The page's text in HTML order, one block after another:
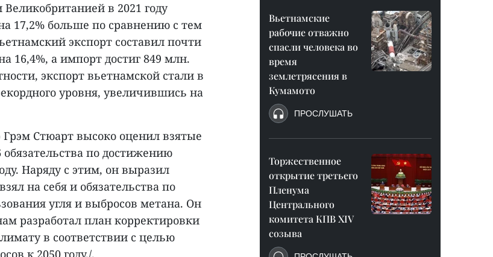
в 2021 году
17,2% больше по сравнению с тем
экспорт составил почти
16,4%, а импорт достиг 849 млн.
экспорт вьетнамской стали в
уровня, увеличившись на
Стюарт высоко оценил взятые
по достижению
Наряду с этим, он выразил
на себя и обязательства по
угля и выбросов метана. Он
разработал план корректировки
в соответствии с целью
к 2050 году./.
Вьетнамские
рабочие отважно
спасли человека во
время
землетрясения в
Кумамото
ПРОСЛУШАТЬ
Торжественное
открытие третьего
Пленума
Центрального
комитета КПВ XIV
созыва